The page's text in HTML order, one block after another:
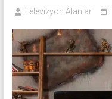
Televizyon Alanlar